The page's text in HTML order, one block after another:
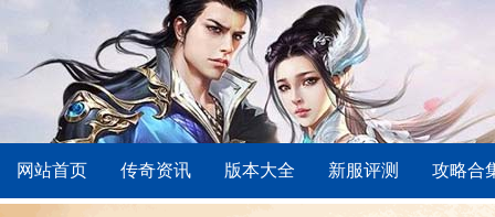
网站首页 传奇资讯 版本大全 新服评测 攻略合